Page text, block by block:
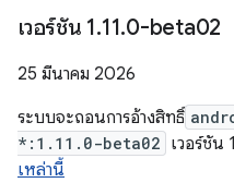
เวอร์ชัน 1.11.0-beta02
25 มีนาคม 2026
ระบบจะถอนการอ้างสิทธิ์
*:1.11.0-beta02 เวอร์ชัน
เหล่านี้